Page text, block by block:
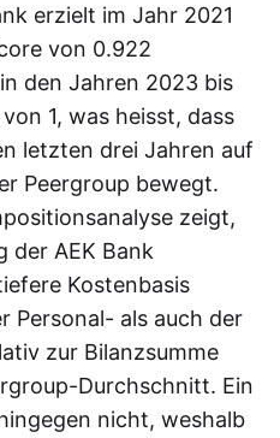
erzielt im Jahr 2021
von 0.922
den Jahren 2023 bis
1, was heisst, dass
letzten drei Jahren auf
Peergroup bewegt.
zeigt,
der AEK Bank
Kostenbasis
Personal- als auch der
zur Bilanzsumme
Durchschnitt. Ein
nicht, weshalb